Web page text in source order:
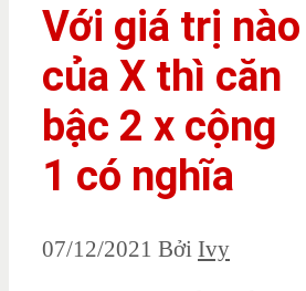
Với giá trị nào
của X thì căn
bậc 2 x cộng
1 có nghĩa
07/12/2021 Bởi Ivy